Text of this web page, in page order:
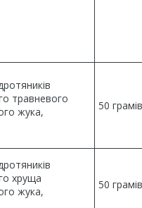
травневого
жука,
50
хруща
жука,
50